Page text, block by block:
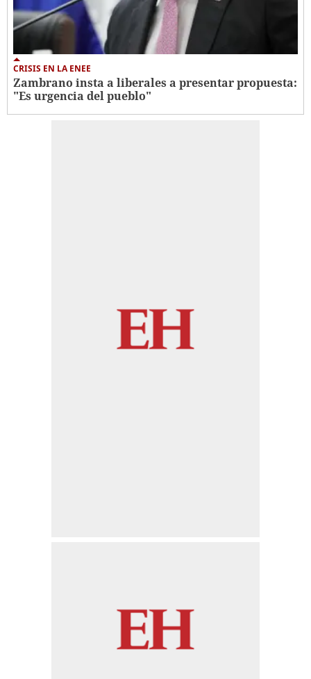
CRISIS EN LA ENEE
Zambrano insta a liberales a presentar propuesta:
"Es urgencia del pueblo"